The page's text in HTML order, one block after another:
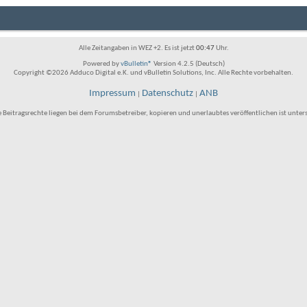
Alle Zeitangaben in WEZ +2. Es ist jetzt00:47Uhr.
Powered byvBulletin® Version 4.2.5 (Deutsch)
Copyright ©2026 Adduco Digital e.K. und vBulletin Solutions, Inc. Alle Rechte vorbehalten.
Impressum Datenschutz ANB
Beitragsrechte liegen bei dem Forumsbetreiber, kopieren und unerlaubtes veröffentlichen ist